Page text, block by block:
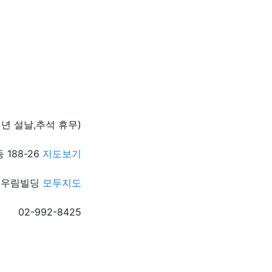
설날,추석 휴무)
188-26 지도보기
림빌딩 모두지도
02-992-8425